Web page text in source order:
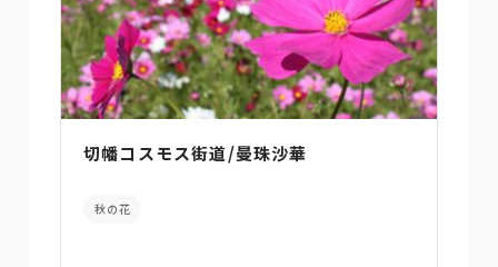
切幡コスモス街道/曼珠沙華
秋の花